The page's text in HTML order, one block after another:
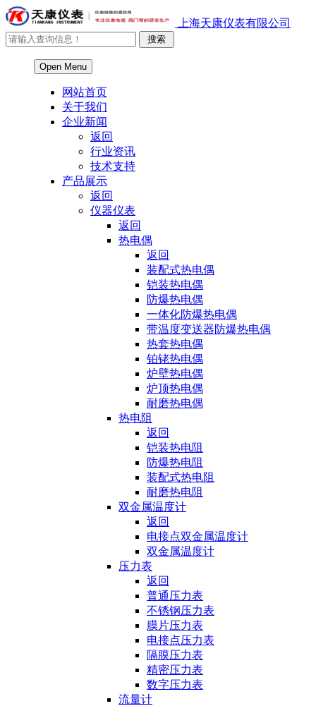
上海天康仪表有限公司
Open Menu
网站首页
关于我们
企业新闻
返回
行业资讯
技术支持
产品展示
返回
仪器仪表
返回
热电偶
返回
装配式热电偶
铠装热电偶
防爆热电偶
一体化防爆热电偶
带温度变送器防爆热电偶
热套热电偶
铂铑热电偶
炉壁热电偶
炉顶热电偶
耐磨热电偶
热电阻
返回
铠装热电阻
防爆热电阻
装配式热电阻
耐磨热电阻
双金属温度计
返回
电接点双金属温度计
双金属温度计
压力表
返回
普通压力表
不锈钢压力表
膜片压力表
电接点压力表
隔膜压力表
精密压力表
数字压力表
流量计